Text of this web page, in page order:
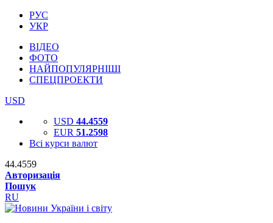
РУС
УКР
ВІДЕО
ФОТО
НАЙПОПУЛЯРНІШІ
СПЕЦПРОЕКТИ
USD
USD 44.4559
EUR 51.2598
Всі курси валют
44.4559
Авторизація
Пошук
RU